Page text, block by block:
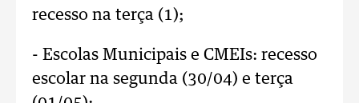
recesso na terça (1);
- Escolas Municipais e CMEIs: recesso
escolar na segunda (30/04) e terça